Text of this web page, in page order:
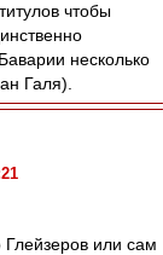
чтобы
несколько
Галя).
Глейзеров или сам